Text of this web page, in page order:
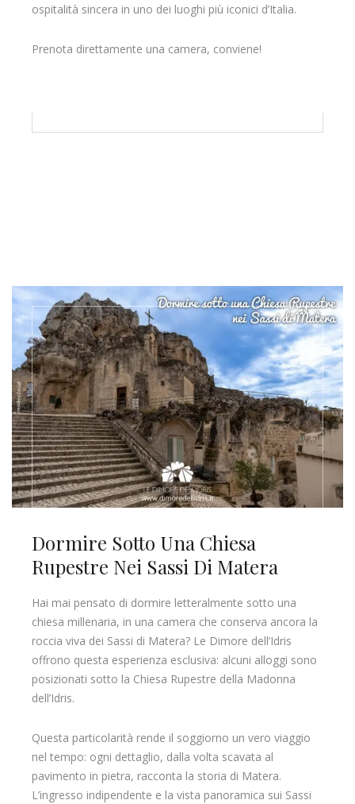
ospitalità sincera in uno dei luoghi più iconici d’Italia.
Prenota direttamente una camera, conviene!
Dormire Sotto Una Chiesa
Rupestre Nei Sassi Di Matera
Hai mai pensato di dormire letteralmente sotto una
chiesa millenaria, in una camera che conserva ancora la
roccia viva dei Sassi di Matera? Le Dimore dell’Idris
offrono questa esperienza esclusiva: alcuni alloggi sono
posizionati sotto la Chiesa Rupestre della Madonna
dell’Idris.
Questa particolarità rende il soggiorno un vero viaggio
nel tempo: ogni dettaglio, dalla volta scavata al
pavimento in pietra, racconta la storia di Matera.
L’ingresso indipendente e la vista panoramica sui Sassi